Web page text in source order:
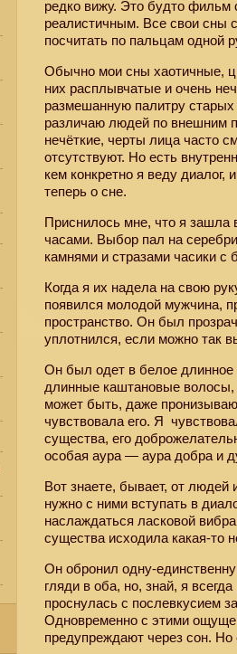
редко вижу. Это будто
реалистичным. Все свои сны
посчитать по пальцам одной
Обычно мои сны хаотичные,
них расплывчатые и очень
размешанную палитру
различаю людей по внешним
нечёткие, черты лица часто
отсутствуют. Но есть
кем конкретно я веду диалог,
теперь о сне.
Приснилось мне, что я зашла
часами. Выбор пал на
камнями и стразами часики с
Когда я их надела на свою
появился молодой мужчина,
пространство. Он был
уплотнился, если можно так
Он был одет в белое длинное
длинные каштановые
может быть, даже
чувствовала его. Я
существа, его
особая аура — аура добра и
Вот знаете, бывает, от людей
нужно с ними вступать в
наслаждаться ласковой
существа исходила какая-то
Он обронил одну-
гляди в оба, но, знай, я
проснулась с послевкусием
Одновременно с этими
предупреждают через сон.